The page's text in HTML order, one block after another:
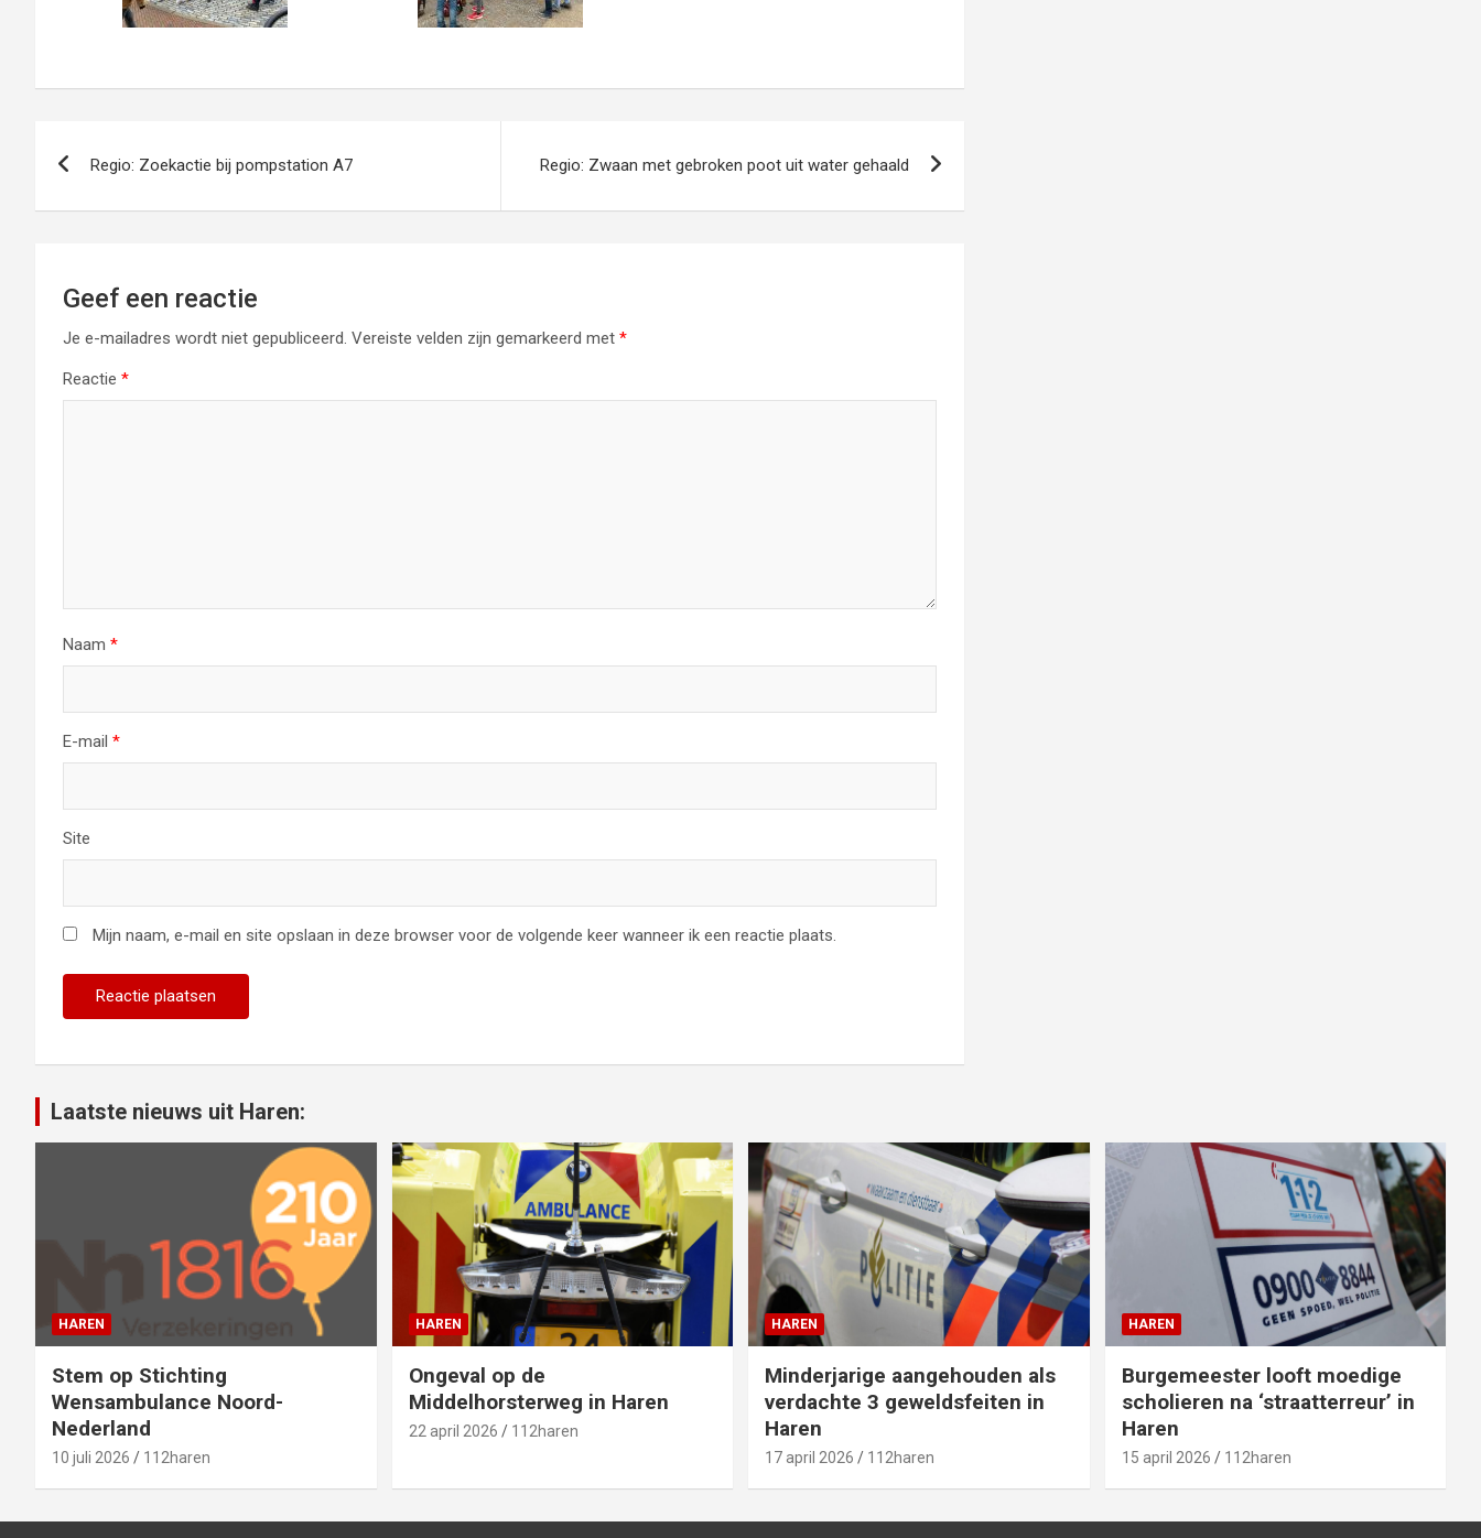
navigatie
Regio: Zoekactie bij pompstation A7 Regio: Zwaan met gebroken poot uit water gehaald
Geef een reactie
Je e-mailadres wordt niet gepubliceerd. Vereiste velden zijn gemarkeerd met *
Reactie *
Naam *
E-mail *
Site
Mijn naam, e-mail en site opslaan in deze browser voor de volgende keer wanneer ik een reactie plaats.
Laatste nieuws uit Haren:
HAREN
Stem op Stichting
Wensambulance Noord-
Nederland
10 juli 2026 112haren
HAREN
Ongeval op de
Middelhorsterweg in Haren
22 april 2026 112haren
HAREN
Minderjarige aangehouden als
verdachte 3 geweldsfeiten in
Haren
17 april 2026 112haren
HAREN
Burgemeester looft moedige
scholieren na ‘straatterreur’ in
Haren
15 april 2026 112haren